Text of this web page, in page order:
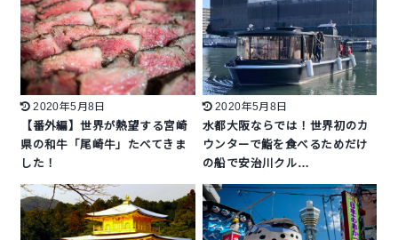
2020年5月8日
【番外編】世界が熱望する宮崎
県の和牛「尾崎牛」たべてきま
した！
2020年5月8日
水都大阪ならでは！世界初のカ
ウンターで鮨を食べるためだけ
の船で安治川クル…